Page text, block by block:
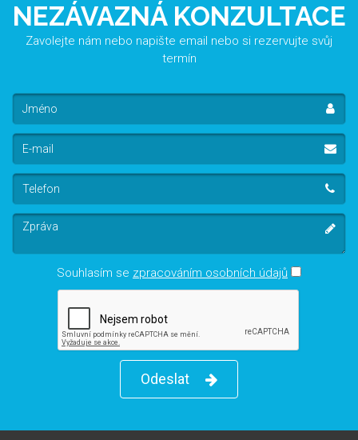
NEZÁVAZNÁ KONZULTACE
Zavolejte nám nebo napište email nebo si rezervujte svůj
termín
Souhlasím se zpracováním osobních údajů
Odeslat